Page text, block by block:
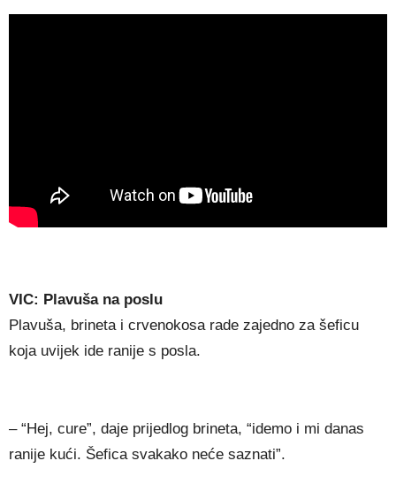
VIC: Plavuša na poslu
Plavuša, brineta i crvenokosa rade zajedno za šeficu
koja uvijek ide ranije s posla.
– “Hej, cure”, daje prijedlog brineta, “idemo i mi danas
ranije kući. Šefica svakako neće saznati”.